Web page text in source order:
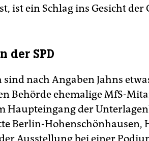
ist ein Schlag ins Gesicht der
der SPD
sind nach Angaben Jahns
Behörde ehemalige MfS-
Haupteingang der
Berlin-Hohenschönhausen,
Ausstellung bei einer